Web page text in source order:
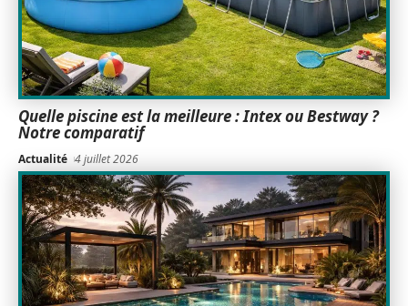
Quelle piscine est la meilleure : Intex ou Bestway ?
Notre comparatif
Actualité 4 juillet 2026